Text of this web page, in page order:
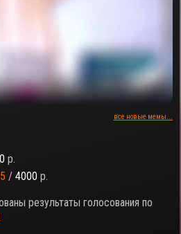
все новые мемы...
р.
/ 4000 р.
результаты голосования по